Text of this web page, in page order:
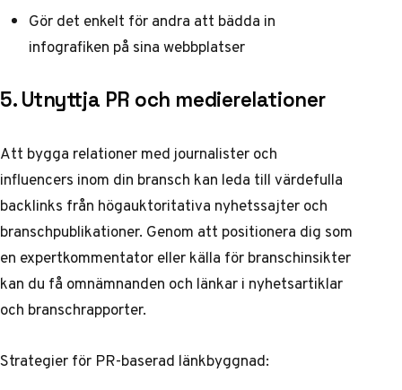
Gör det enkelt för andra att bädda in
infografiken på sina webbplatser
5. Utnyttja PR och medierelationer
Att bygga relationer med journalister och
influencers inom din bransch kan leda till värdefulla
backlinks från högauktoritativa nyhetssajter och
branschpublikationer. Genom att positionera dig som
en expertkommentator eller källa för branschinsikter
kan du få omnämnanden och länkar i nyhetsartiklar
och branschrapporter.
Strategier för PR-baserad länkbyggnad: